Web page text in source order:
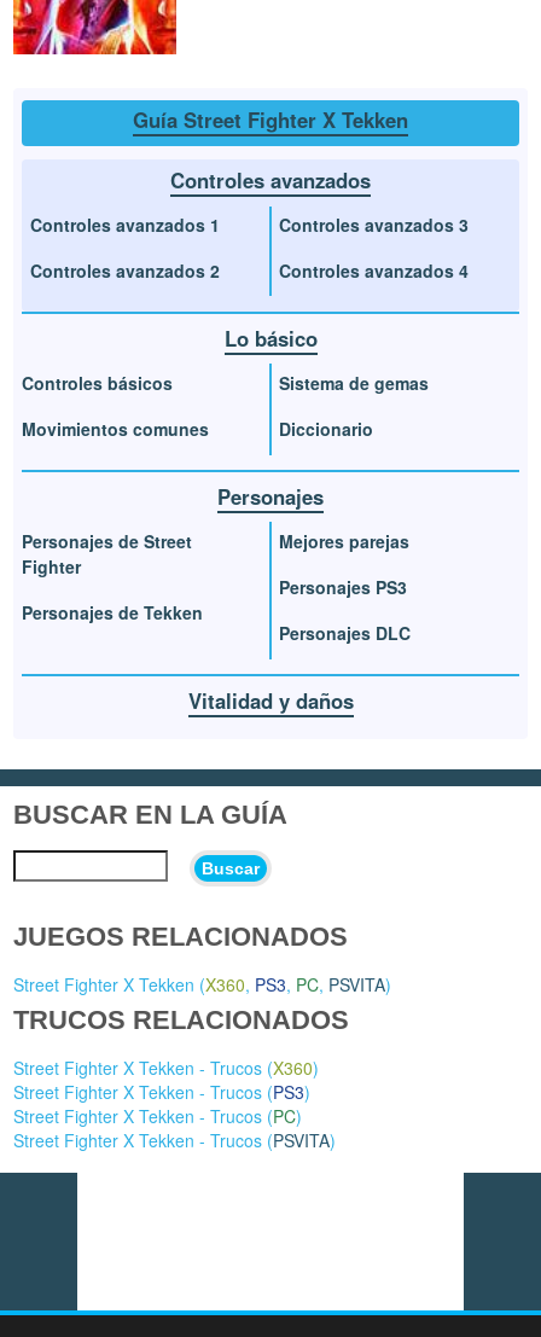
Guía Street Fighter X Tekken
Controles avanzados
Controles avanzados 1
Controles avanzados 2
Controles avanzados 3
Controles avanzados 4
Lo básico
Controles básicos
Movimientos comunes
Sistema de gemas
Diccionario
Personajes
Personajes de Street
Fighter
Personajes de Tekken
Mejores parejas
Personajes PS3
Personajes DLC
Vitalidad y daños
BUSCAR EN LA GUÍA
Buscar
JUEGOS RELACIONADOS
Street Fighter X Tekken (X360, PS3, PC, PSVITA)
TRUCOS RELACIONADOS
Street Fighter X Tekken - Trucos (X360)
Street Fighter X Tekken - Trucos (PS3)
Street Fighter X Tekken - Trucos (PC)
Street Fighter X Tekken - Trucos (PSVITA)